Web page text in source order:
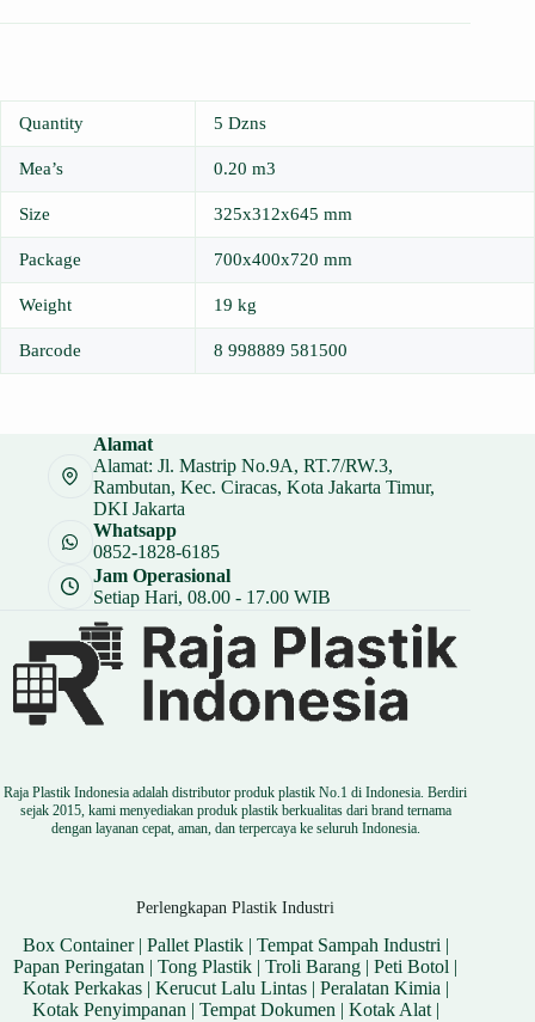
Quantity 5 Dzns
Mea’s 0.20 m3
Size 325x312x645 mm
Package 700x400x720 mm
Weight 19 kg
Barcode 8 998889 581500
Alamat
Alamat: Jl. Mastrip No.9A, RT.7/RW.3,
Rambutan, Kec. Ciracas, Kota Jakarta Timur,
DKI Jakarta
Whatsapp
0852-1828-6185
Jam Operasional
Setiap Hari, 08.00 - 17.00 WIB
Raja Plastik Indonesia adalah distributor produk plastik No.1 di Indonesia. Berdiri
sejak 2015, kami menyediakan produk plastik berkualitas dari brand ternama
dengan layanan cepat, aman, dan terpercaya ke seluruh Indonesia.
Perlengkapan Plastik Industri
Box Container| Pallet Plastik| Tempat Sampah Industri |
Papan Peringatan |Tong Plastik |Troli Barang |Peti Botol |
Kotak Perkakas| Kerucut Lalu Lintas| Peralatan Kimia |
Kotak Penyimpanan | Tempat Dokumen | Kotak Alat|